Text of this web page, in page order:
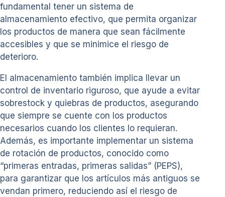
fundamental tener un sistema de
almacenamiento efectivo, que permita organizar
los productos de manera que sean fácilmente
accesibles y que se minimice el riesgo de
deterioro.
El almacenamiento también implica llevar un
control de inventario riguroso, que ayude a evitar
sobrestock y quiebras de productos, asegurando
que siempre se cuente con los productos
necesarios cuando los clientes lo requieran.
Además, es importante implementar un sistema
de rotación de productos, conocido como
“primeras entradas, primeras salidas” (PEPS),
para garantizar que los artículos más antiguos se
vendan primero, reduciendo así el riesgo de